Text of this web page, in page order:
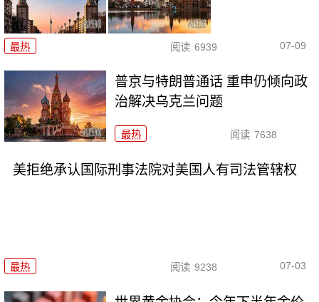
最热 阅读 6939 07-09
普京与特朗普通话 重申仍倾向政
治解决乌克兰问题
最热 阅读 7638
美拒绝承认国际刑事法院对美国人有司法管辖权
最热 阅读 9238 07-03